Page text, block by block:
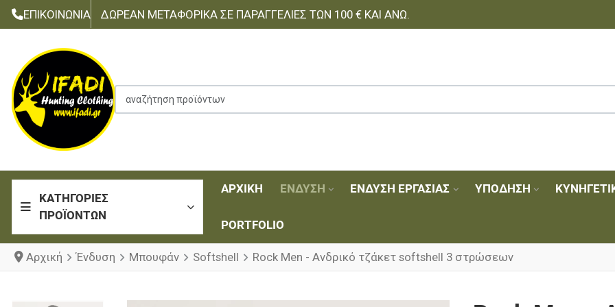
ΕΠΙΚΟΙΝΩΝΊΑ ΔΩΡΕΆΝ ΜΕΤΑΦΟΡΙΚΆ ΣΕ ΠΑΡΑΓΓΕΛΊΕΣ ΤΩΝ 100 € ΚΑΙ ΆΝΩ.
αναζήτηση προϊόντων
ΚΑΤΗΓΟΡΊΕΣ
ΠΡΟΪΌΝΤΩΝ
ΑΡΧΙΚΉ ΈΝΔΥΣΗ ΈΝΔΥΣΗ ΕΡΓΑΣΊΑΣ ΥΠΌΔΗΣΗ
PORTFOLIO
Αρχική Ένδυση Μπουφάν Softshell Rock Men - Ανδρικό τζάκετ softshell 3 στρώσεων